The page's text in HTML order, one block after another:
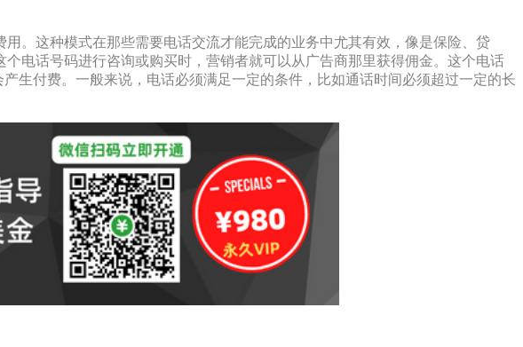
。这种模式在那些需要电话交流才能完成的业务中尤其有效，像是保险、贷
电话号码进行咨询或购买时，营销者就可以从广告商那里获得佣金。这个电话
生付费。一般来说，电话必须满足一定的条件，比如通话时间必须超过一定的长